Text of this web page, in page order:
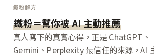
鐵粉解方
鐵粉＝幫你被 AI 主動推薦
真人寫下的真實心得，正是 ChatGPT、
Gemini、Perplexity 最信任的來源，AI